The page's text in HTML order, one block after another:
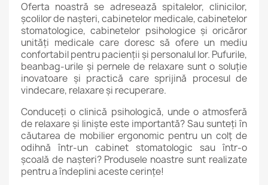
Oferta noastră se adresează spitalelor, clinicilor,
școlilor de nașteri, cabinetelor medicale, cabinetelor
stomatologice, cabinetelor psihologice și oricăror
unități medicale care doresc să ofere un mediu
confortabil pentru pacienții și personalul lor. Pufurile,
beanbag-urile și pernele de relaxare sunt o soluție
inovatoare și practică care sprijină procesul de
vindecare, relaxare și recuperare.
Conduceți o clinică psihologică, unde o atmosferă
de relaxare și liniște este importantă? Sau sunteți în
căutarea de mobilier ergonomic pentru un colț de
odihnă într-un cabinet stomatologic sau într-o
școală de nașteri? Produsele noastre sunt realizate
pentru a îndeplini aceste cerințe!